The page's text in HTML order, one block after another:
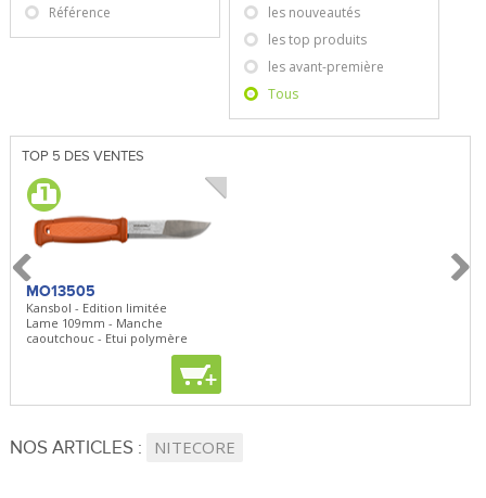
Référence
les nouveautés
les top produits
les avant-première
Tous
TOP 5 DES VENTES
MO13505
Kansbol - Edition limitée
Lame 109mm - Manche
caoutchouc - Etui polymère
+
NOS ARTICLES : NITECORE